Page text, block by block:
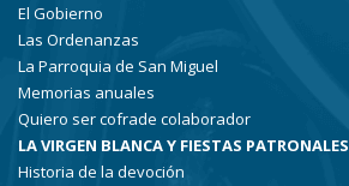
El Gobierno
Las Ordenanzas
La Parroquia de San Miguel
Memorias anuales
Quiero ser cofrade colaborador
LA VIRGEN BLANCA Y FIESTAS PATRONALES
Historia de la devoción